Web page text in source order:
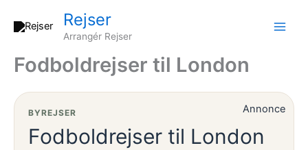
Rejser
Arrangér Rejser
Fodboldrejser til London
Annonce
BYREJSER
Fodboldrejser til London